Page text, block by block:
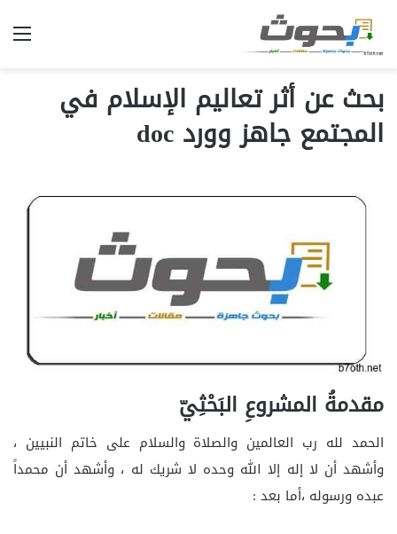
بحث عن أثر تعاليم الإسلام في
المجتمع جاهز وورد doc
مقدمةُ المشروعِ البَحْثِيّ
الحمد لله رب العالمين والصلاة والسلام على خاتم النبيين ،
وأشهد أن لا إله إلا الله وحده لا شريك له ، وأشهد أن محمداً
عبده ورسوله ،أما بعد :